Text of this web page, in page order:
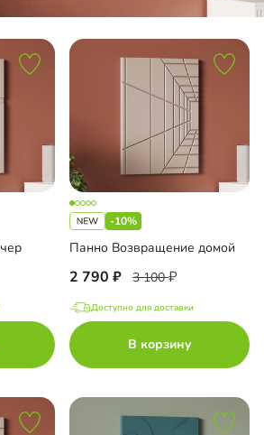
-10%
Панно Возвращение домой
2 790 3 100
Доступно для доставки
В корзину